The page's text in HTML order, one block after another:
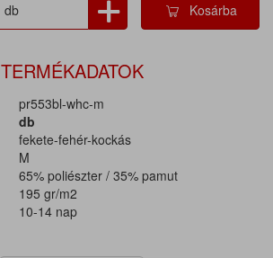
Kosárba
TERMÉKADATOK
pr553bl-whc-m
db
fekete-fehér-kockás
M
65% poliészter / 35% pamut
195 gr/m2
10-14 nap